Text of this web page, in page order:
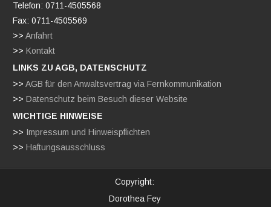
Telefon: 0711-4505568
Fax: 0711-4505569
>> Anfahrt
>> Kontakt
LINKS ZU AGB, DATENSCHUTZ
>> AGB für den Anwaltsvertrag via Fernkommunikation
>> Datenschutz beim Besuch dieser Website
WICHTIGE HINWEISE
>> Impressum und Hinweispflichten
>> Haftungsausschluss
Copyright:
Dorothea Fey